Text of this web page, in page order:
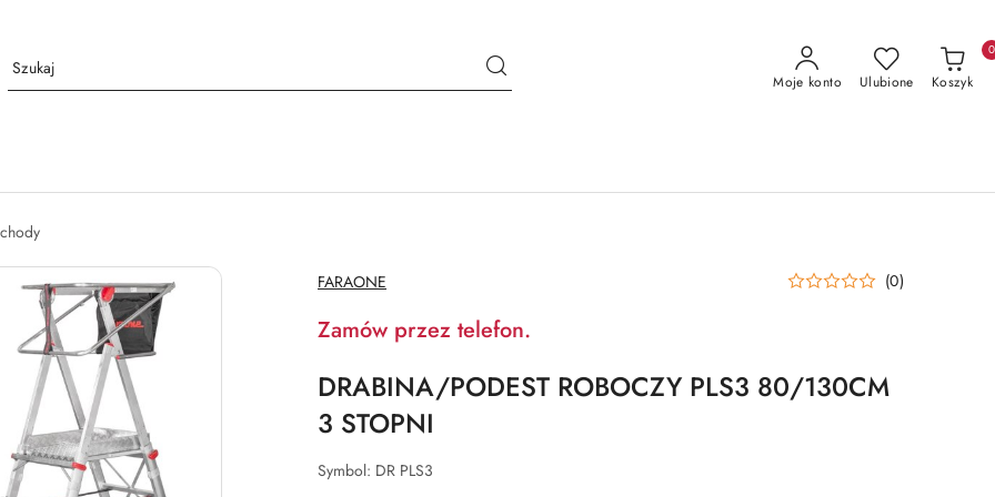
Moje konto Ulubione Koszyk
0
NAZWA
PRODUCENTA:
FARAONE (0)
Zamów przez telefon.
DRABINA/PODEST ROBOCZY PLS3 80/130CM
3 STOPNI
Symbol: DR PLS3